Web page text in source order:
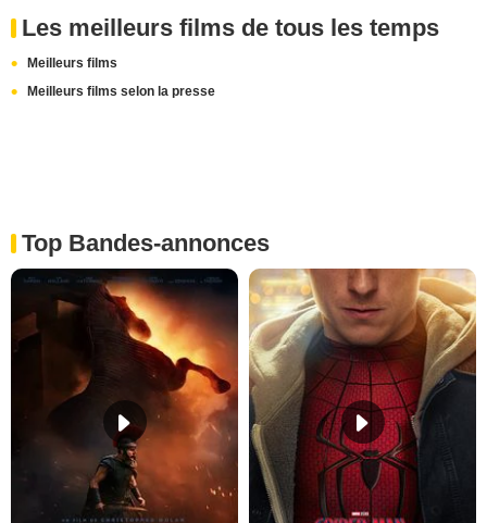
Les meilleurs films de tous les temps
Meilleurs films
Meilleurs films selon la presse
Top Bandes-annonces